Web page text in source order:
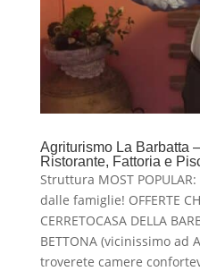
Agriturismo La Barbatta
Ristorante, Fattoria e
Struttura MOST
dalle famiglie! OFFERTE
CERRETOCASA DELLA
BETTONA (vicinissimo ad
troverete camere